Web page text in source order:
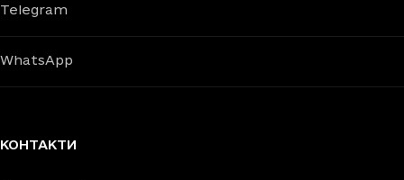
Telegram
WhatsApp
КОНТАКТИ